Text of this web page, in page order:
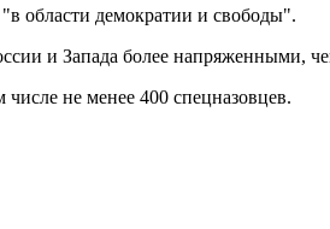
области демократии и свободы".
и Запада более напряженными,
не менее 400 спецназовцев.